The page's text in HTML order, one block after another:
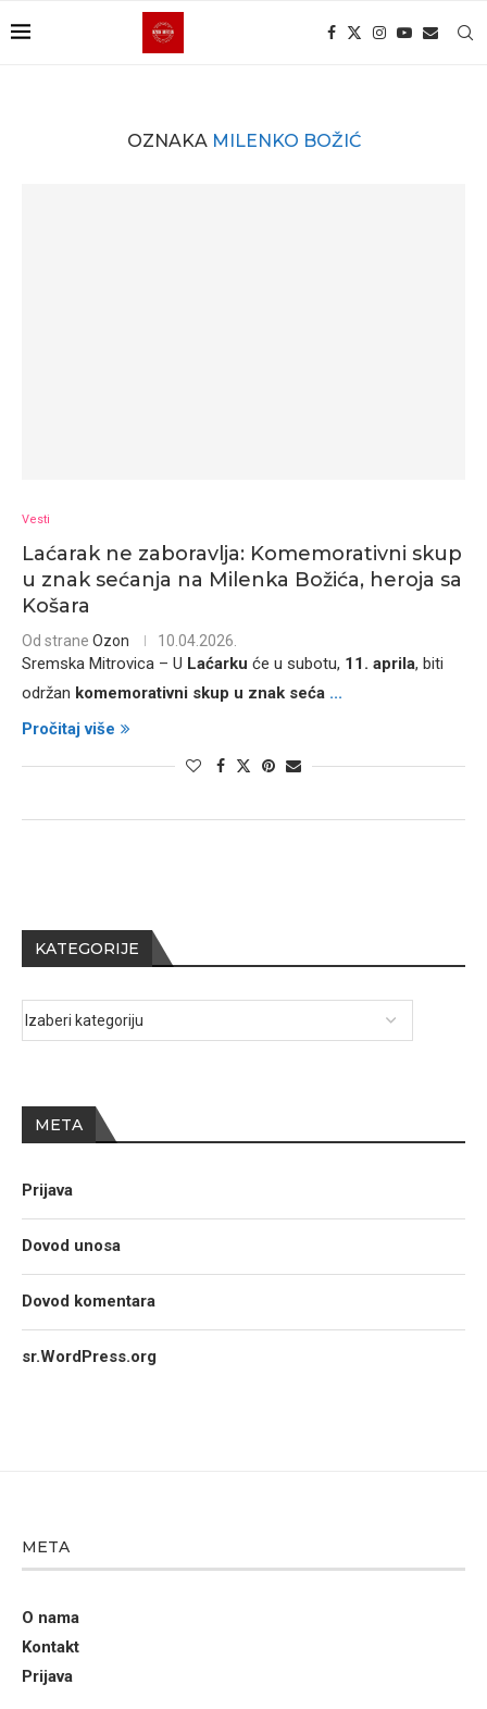
OZNAKA MILENKO BOŽIĆ
Vesti
Laćarak ne zaboravlja: Komemorativni skup
u znak sećanja na Milenka Božića, heroja sa
Košara
Od strane Ozon 10.04.2026.
Sremska Mitrovica – U Laćarku će u subotu, 11. aprila, biti
održan komemorativni skup u znak seća ...
Pročitaj više
KATEGORIJE
META
Prijava
Dovod unosa
Dovod komentara
sr.WordPress.org
META
O nama
Kontakt
Prijava